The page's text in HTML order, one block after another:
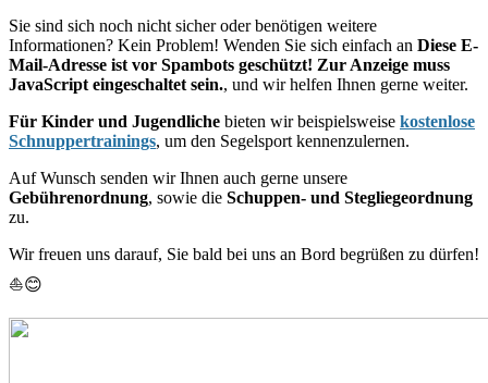
Sie sind sich noch nicht sicher oder benötigen weitere
Informationen? Kein Problem! Wenden Sie sich einfach an Diese E-
Mail-Adresse ist vor Spambots geschützt! Zur Anzeige muss
JavaScript eingeschaltet sein., und wir helfen Ihnen gerne weiter.
Für Kinder und Jugendliche bieten wir beispielsweise kostenlose
Schnuppertrainings, um den Segelsport kennenzulernen.
Auf Wunsch senden wir Ihnen auch gerne unsere
Gebührenordnung, sowie die Schuppen- und Stegliegeordnung
zu.
Wir freuen uns darauf, Sie bald bei uns an Bord begrüßen zu dürfen!
⛵😊